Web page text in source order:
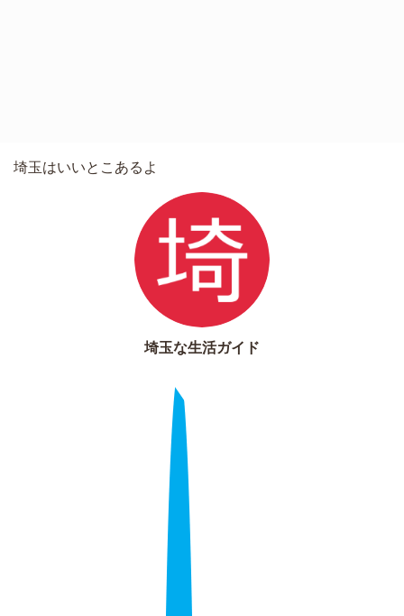
埼玉はいいとこあるよ
埼玉な生活ガイド